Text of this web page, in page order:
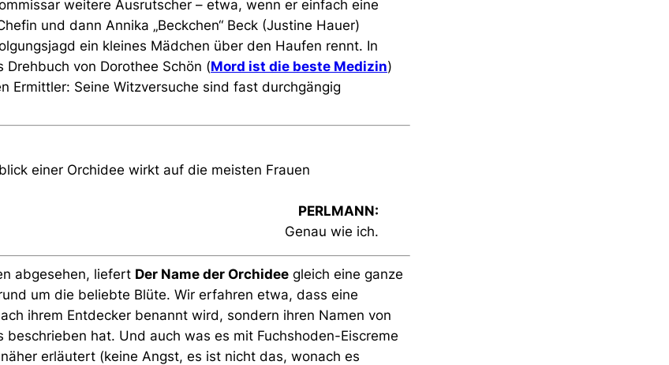
weitere Ausrutscher – etwa, wenn er einfach eine
und dann Annika „Beckchen“ Beck (Justine Hauer)
ein kleines Mädchen über den Haufen rennt. In
von Dorothee Schön (Mord ist die beste Medizin)
Ermittler: Seine Witzversuche sind fast durchgängig
einer Orchidee wirkt auf die meisten Frauen
PERLMANN:
Genau wie ich.
abgesehen, liefert Der Name der Orchidee gleich eine ganze
um die beliebte Blüte. Wir erfahren etwa, dass eine
ihrem Entdecker benannt wird, sondern ihren Namen von
hat. Und auch was es mit Fuchshoden-Eiscreme
erläutert (keine Angst, es ist nicht das, wonach es